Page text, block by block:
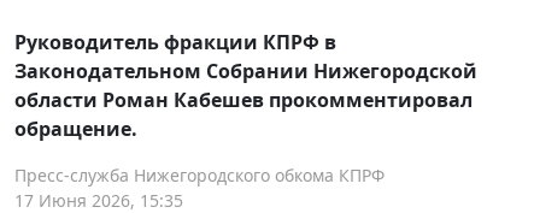
Руководитель фракции КПРФ в
Законодательном Собрании Нижегородской
области Роман Кабешев прокомментировал
обращение.
Пресс-служба Нижегородского обкома КПРФ
17 Июня 2026, 15:35